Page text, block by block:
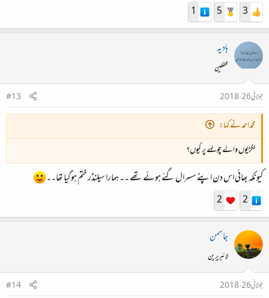
3
5
1
ہادیہ
محفلین
جولائی 26، 2018
#13
محمداحمد نے کہا:
لکڑیوں والے چولہے پر کیوں؟
کیونکہ بھائی اس دن اپنے سسرال گئے ہوئے تھے ۔۔ ہمارا سیلنڈر ختم ہوگیا تھا۔۔
2
2
جاسمن
لائبریرین
جولائی 26، 2018
#14